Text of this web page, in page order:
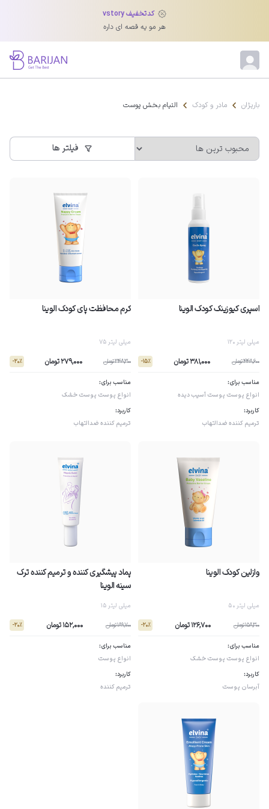
کدتخفیف vstory
هر مو یه قصه ای داره
باریژان مادر و کودک التیام بخش پوست
محصولات التیام بخش پوست
محصولات التیام‌بخش ضروری می‌شود. این محصولات با فرمولاسیون ملایم و
سازگار با پوست کودک، به کاهش قرمزی، خارش، خشکی و بثورات پوشک کمک
می‌کنند و بدون ایجاد حساسیت، پوست را آرام می‌سازند. لوسیون‌ها، کرم‌ها،
برندهای معتبر و مورد تأیید متخصصان انتخاب شوند.
فیلتر ها
اسپری کیوزینک کودک الوینا
120 میلی لیتر
448,600 تومان 381,000 تومان - 15٪
مناسب برای:
انواع پوست پوست آسیب دیده
کاربرد:
ترمیم کننده ضدالتهاب
کرم محافظت پای کودک الوینا
75 میلی لیتر
348,300 تومان 279,000 تومان - 20٪
مناسب برای:
انواع پوست پوست خشک
کاربرد:
ترمیم کننده ضدالتهاب
وازلین کودک الوینا
50 میلی لیتر
158,300 تومان 126,700 تومان - 20٪
مناسب برای:
انواع پوست پوست خشک
کاربرد:
آبرسان پوست
پماد پیشگیری کننده و ترمیم کننده ترک
سینه الوینا
15 میلی لیتر
189,700 تومان 152,000 تومان - 20٪
مناسب برای:
انواع پوست
کاربرد:
ترمیم کننده